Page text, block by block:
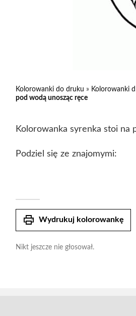
Kolorowanki do druku » Kolorowanki
pod wodą unosząc ręce
Kolorowanka syrenka stoi na
Podziel się ze znajomymi:
print Wydrukuj kolorowankę
Nikt jeszcze nie głosował.